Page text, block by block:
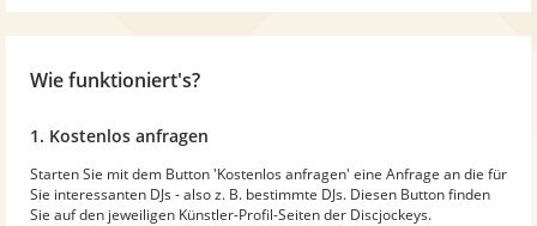
Wie funktioniert's?
1. Kostenlos anfragen
Starten Sie mit dem Button 'Kostenlos anfragen' eine Anfrage an die für
Sie interessanten DJs - also z. B. bestimmte DJs. Diesen Button finden
Sie auf den jeweiligen Künstler-Profil-Seiten der Discjockeys.